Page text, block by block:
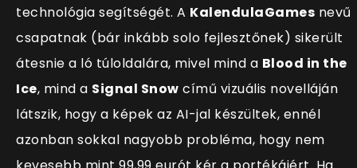
technológia segítségét. A KalendulaGames nevű
csapatnak (bár inkább solo fejlesztőnek) sikerült
átesnie a ló túloldalára, mivel mind a Blood in the
Ice, mind a Signal Snow című vizuális novelláján
látszik, hogy a képek az AI-jal készültek, ennél
azonban sokkal nagyobb probléma, hogy nem